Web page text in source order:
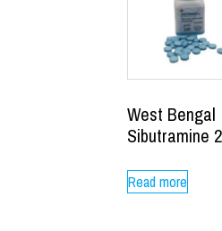
West Bengal
Sibutramine
Read more